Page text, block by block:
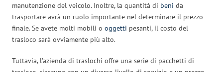
manutenzione del veicolo. Inoltre, la quantità di beni da
trasportare avrà un ruolo importante nel determinare il prezzo
finale. Se avete molti mobili o oggetti pesanti, il costo del
trasloco sarà ovviamente più alto.
Tuttavia, l’azienda di traslochi offre una serie di pacchetti di